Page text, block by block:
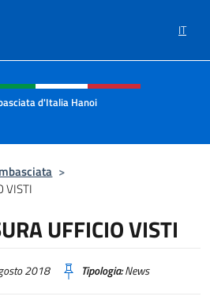
IT
social e menù
d'Italia Hanoi
>
VISTI
UFFICIO VISTI
2018 Tipologia:News